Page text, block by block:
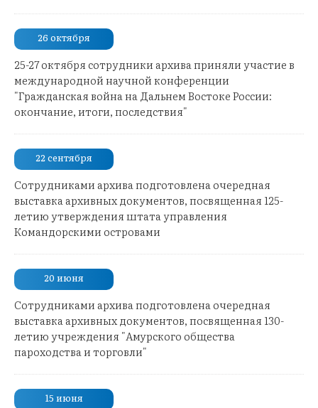
26 октября
25-27 октября сотрудники архива приняли участие в
международной научной конференции
"Гражданская война на Дальнем Востоке России:
окончание, итоги, последствия"
22 сентября
Сотрудниками архива подготовлена очередная
выставка архивных документов, посвященная 125-
летию утверждения штата управления
Командорскими островами
20 июня
Сотрудниками архива подготовлена очередная
выставка архивных документов, посвященная 130-
летию учреждения "Амурского общества
пароходства и торговли"
15 июня